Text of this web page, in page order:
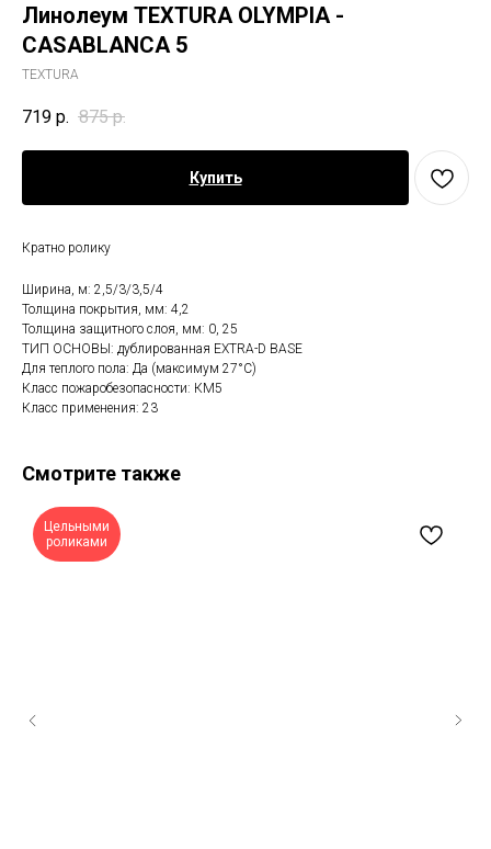
Линолеум TEXTURA OLYMPIA -
CASABLANCA 5
TEXTURA
719 р. 875 р.
Купить
Кратно ролику
Ширина, м: 2,5/3/3,5/4
Толщина покрытия, мм: 4,2
Толщина защитного слоя, мм: 0, 25
ТИП ОСНОВЫ: дублированная EXTRA-D BASE
Для теплого пола: Да (максимум 27°C)
Класс пожаробезопасности: КМ5
Класс применения: 23
Смотрите также
Цельными
роликами